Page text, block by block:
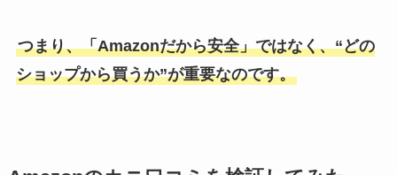
つまり、「Amazonだから安全」ではなく、“どの
ショップから買うか”が重要なのです。